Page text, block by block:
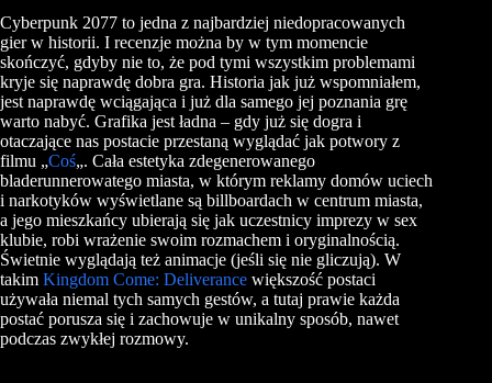
Cyberpunk 2077 to jedna z najbardziej niedopracowanych
gier w historii. I recenzje można by w tym momencie
skończyć, gdyby nie to, że pod tymi wszystkim problemami
kryje się naprawdę dobra gra. Historia jak już wspomniałem,
jest naprawdę wciągająca i już dla samego jej poznania grę
warto nabyć. Grafika jest ładna – gdy już się dogra i
otaczające nas postacie przestaną wyglądać jak potwory z
filmu „Coś„. Cała estetyka zdegenerowanego
bladerunnerowatego miasta, w którym reklamy domów uciech
i narkotyków wyświetlane są billboardach w centrum miasta,
a jego mieszkańcy ubierają się jak uczestnicy imprezy w sex
klubie, robi wrażenie swoim rozmachem i oryginalnością.
Świetnie wyglądają też animacje (jeśli się nie gliczują). W
takim Kingdom Come: Deliverance większość postaci
używała niemal tych samych gestów, a tutaj prawie każda
postać porusza się i zachowuje w unikalny sposób, nawet
podczas zwykłej rozmowy.